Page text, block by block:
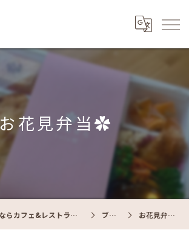
お花見弁当✿
熊野町のランチならカフェ&レストラン Cafe照 ブログ お花見弁当✿